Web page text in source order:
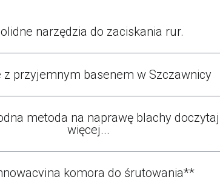
narzędzia do zaciskania rur.
z przyjemnym basenem w Szczawnicy
metoda na naprawę blachy doczytaj
więcej...
komora do śrutowania**